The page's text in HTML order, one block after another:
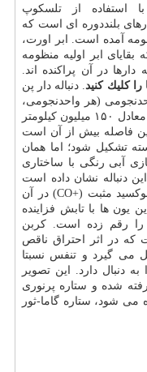
۲۰۱۶ (۱۷ شهریور ۱۳۹۵) با استفاده از تلسكوپ
بلنددوره ای است كه
آمده است. ابر اورت،
ابر اولیه منظومه
در آن پراكنده اند.
را كلیك كنید. دنباله دار پن
هم اكنون ۲۴ دقیقه نوری یا ۳ واحدنجومی (هر واحدنجومی،
فاصله متوسط زمین از خورشید است كه معادل ۱۵۰ میلیون كیلومتر
فاصله بیش از آن است
تشكیل شود؛ اما همان
آبی رنگی با ساختاری
دنباله نشان داده است
كه فراوانی غیرمعمولی از یون كربن مونوكسید مثبت (+CO) در آن
یون ها با تابش فزاینده
را رقم زده است. كربن
كه در اثر احتراق ناقص
می گیرد و تنفس نسبتا
دنبال دارد. این تصویر
ژانویه ۲۰۱۸ (۱۷ دی ۱۳۹۶) گرفته شده و ستاره پرنوری
می شود، ستاره گاما-ثور